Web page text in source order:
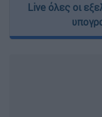
Live όλες οι